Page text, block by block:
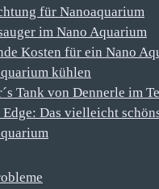
für Nanoaquarium
im Nano Aquarium
Kosten für ein Nano
kühlen
Tank von Dennerle im
Das vielleicht